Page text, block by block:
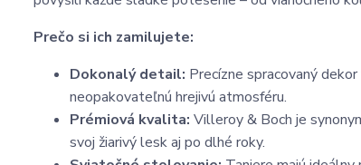
Prečo si ich zamilujete:
Dokonalý detail: Precízne spracovaný
neopakovateľnú hrejivú atmosféru.
Prémiová kvalita: Villeroy & Boch je
svoj žiarivý lesk aj po dlhé roky.